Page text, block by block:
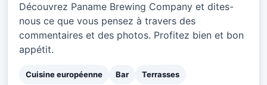
Découvrez Paname Brewing Company et dites-
nous ce que vous pensez à travers des
commentaires et des photos. Profitez bien et bon
appétit.
Cuisine européenne Bar Terrasses